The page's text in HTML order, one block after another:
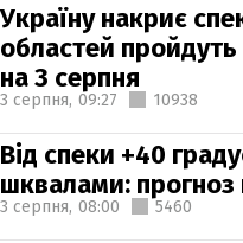
Україну накриє
областей
на 3 серпня
3 серпня, 09:27 10938
Від спеки +40
шквалами:
3 серпня, 08:00 5460